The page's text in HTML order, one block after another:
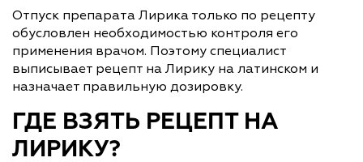
Отпуск препарата Лирика только по рецепту
обусловлен необходимостью контроля его
применения врачом. Поэтому специалист
выписывает рецепт на Лирику на латинском и
назначает правильную дозировку.
ГДЕ ВЗЯТЬ РЕЦЕПТ НА
ЛИРИКУ?